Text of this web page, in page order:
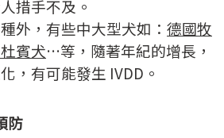
措手不及。
外，有些中大型犬如： 德國牧
賓犬…等，隨著年紀的增長，
，有可能發生 IVDD。
防